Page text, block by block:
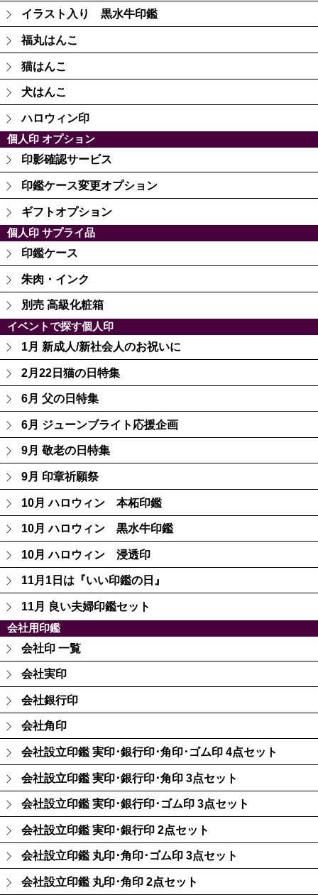
イラスト入り 黒水牛印鑑
福丸はんこ
猫はんこ
犬はんこ
ハロウィン印
個人印 オプション
印影確認サービス
印鑑ケース変更オプション
ギフトオプション
個人印 サプライ品
印鑑ケース
朱肉・インク
別売 高級化粧箱
イベントで探す個人印
1月 新成人/新社会人のお祝いに
2月22日猫の日特集
6月 父の日特集
6月 ジューンブライト応援企画
9月 敬老の日特集
9月 印章祈願祭
10月 ハロウィン 本柘印鑑
10月 ハロウィン 黒水牛印鑑
10月 ハロウィン 浸透印
11月1日は『いい印鑑の日』
11月 良い夫婦印鑑セット
会社用印鑑
会社印 一覧
会社実印
会社銀行印
会社角印
会社設立印鑑 実印･銀行印･角印･ゴム印 4点セット
会社設立印鑑 実印･銀行印･角印 3点セット
会社設立印鑑 実印･銀行印･ゴム印 3点セット
会社設立印鑑 実印･銀行印 2点セット
会社設立印鑑 丸印･角印･ゴム印 3点セット
会社設立印鑑 丸印･角印 2点セット